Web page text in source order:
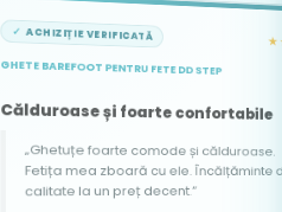
ACHIZIȚIE VERIFICATĂ
GHETE BAREFOOT PENTRU FETE DD STEP
Călduroase și foarte confortabile
„Ghetuțe foarte comode și călduroase.
Fetița mea zboară cu ele. Încălțăminte de
calitate la un preț decent.”